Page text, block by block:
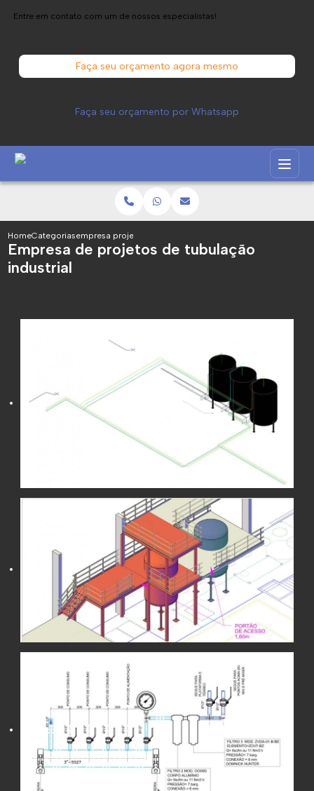
Entre em contato com um de nossos especialistas!
Faça seu orçamento agora mesmo
Faça seu orçamento por Whatsapp
HomeCategoriasempresa projetos tubulacao industrial
Empresa de projetos de tubulação
industrial